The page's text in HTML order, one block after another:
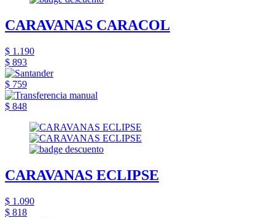
CARAVANAS CARACOL
$ 1.190
$ 893
$ 759
$ 848
CARAVANAS ECLIPSE
$ 1.090
$ 818